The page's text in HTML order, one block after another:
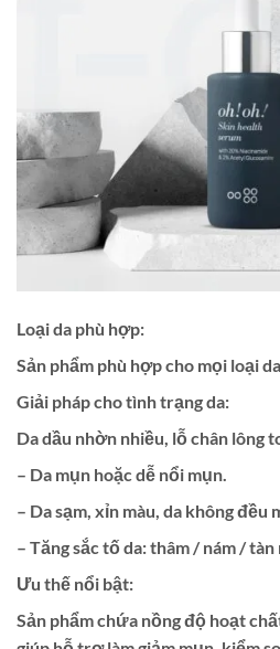
Loại da phù hợp:
Sản phẩm phù hợp cho mọi loại
Giải pháp cho tình trạng da:
Da dầu nhờn nhiều, lỗ chân lông
– Da mụn hoặc dễ nổi mụn.
– Da sạm, xỉn màu, da không đều
– Tăng sắc tố da: thâm / nám / tàn
Ưu thế nổi bật:
Sản phẩm chứa nồng độ hoạt